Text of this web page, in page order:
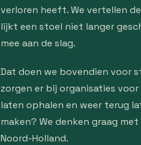
verloren heeft. We vertellen
lijkt een stoel niet langer
mee aan de slag.
Dat doen we bovendien voor
zorgen er bij organisaties
laten ophalen en weer terug
maken? We denken graag
Noord-Holland.